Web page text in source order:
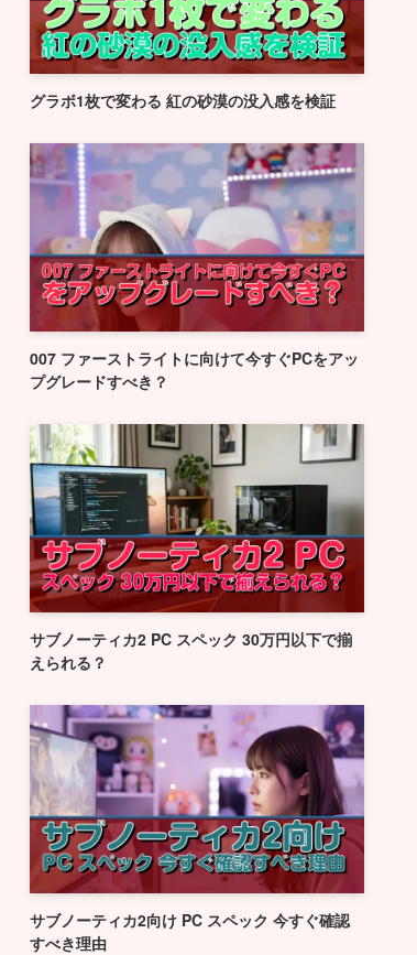
グラボ1枚で変わる 紅の砂漠の没入感を検証
007 ファーストライトに向けて今すぐPCをアッ
プグレードすべき？
サブノーティカ2 PC スペック 30万円以下で揃
えられる？
サブノーティカ2向け PC スペック 今すぐ確認
すべき理由